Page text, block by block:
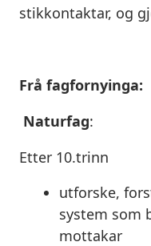
stikkontaktar, og
Frå fagfornyinga:
Naturfag:
Etter 10.trinn
utforske,
system som
mottakar